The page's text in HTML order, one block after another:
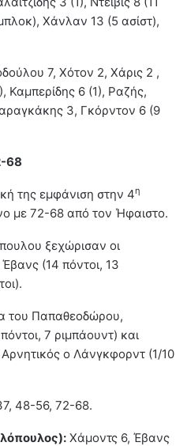
Χάνλαν 13 (5 ασίστ),
7, Χότον 2, Χάρις 2 ,
6 (1), Ραζής,
3, Γκόρντον 6 (9
68
της εμφάνιση στην 4η
με 72-68 από τον Ήφαιστο.
ξεχώρισαν οι
(14 πόντοι, 13
του Παπαθεοδώρου,
7 ριμπάουντ) και
ο Λάνγκφορντ (1/10
48-56, 72-68.
Χάμοντς 6, Έβανς